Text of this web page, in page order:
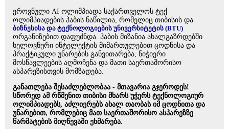
ეროვნული AI ოლიმპიადა საქართველოს ტექ
ოლიმპიადების ჰაბის ნაწილია, რომელიც თიბისის და
ბიზნესისა და ტექნოლოგიების უნივერსიტეტის (BTU)
ორგანიზებით დაფუძნდა. ჰაბის მიზანია ახალგაზრდებში
ხელოვნური ინტელექტის მიმართულებით ცოდნისა და
პრაქტიკული უნარების განვითარება, ნიჭიერი
მოსწავლეების აღმოჩენა და მათი საერთაშორისო
ასპარეზისთვის მომზადება.
განათლება შესაძლებლობაა - მთავარია გჯეროდეს!
სწორედ ამ რწმენით თიბისი მხარს უჭერს ტექნოლოგიურ
ოლიმპიადებს, აძლიერებს ახალ თაობას იმ ცოდნითა და
უნარებით, რომლებიც მათ საერთაშორისო ასპარეზზე
წარმატების მიღწევაში ეხმარება.